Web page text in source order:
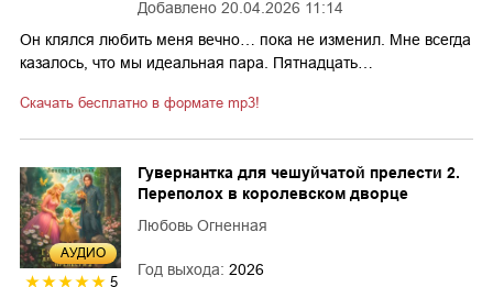
Добавлено 20.04.2026 11:14
Он клялся любить меня вечно… пока не изменил. Мне всегда
казалось, что мы идеальная пара. Пятнадцать…
Скачать бесплатно в формате mp3!
AУДИО
5
Гувернантка для чешуйчатой прелести 2.
Переполох в королевском дворце
Любовь Огненная
Год выхода: 2026